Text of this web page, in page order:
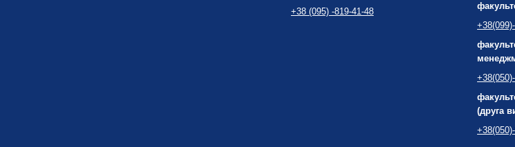
+38 (095) -819-41-48
(друга